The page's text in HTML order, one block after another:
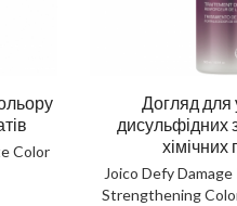
Color
Догляд для
дисульфідних
хімічних
Joico Defy
Strengthening